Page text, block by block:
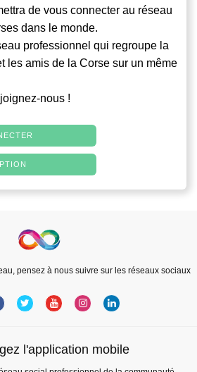
de vous connecter au réseau
dans le monde.
professionnel qui regroupe la
les amis de la Corse sur un même
nous !
pensez à nous suivre sur les réseaux sociaux
l'application mobile